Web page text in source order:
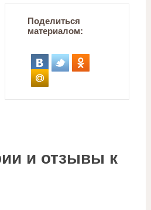
Поделиться
материалом:
и отзывы к